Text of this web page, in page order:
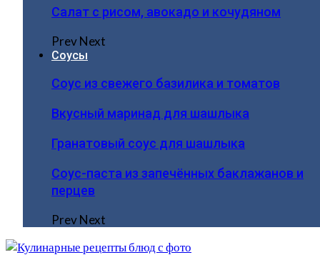
Салат с рисом, авокадо и кочудяном
PrevNext
Соусы
Соус из свежего базилика и томатов
Вкусный маринад для шашлыка
Гранатовый соус для шашлыка
Соус-паста из запечённых баклажанов и
перцев
PrevNext